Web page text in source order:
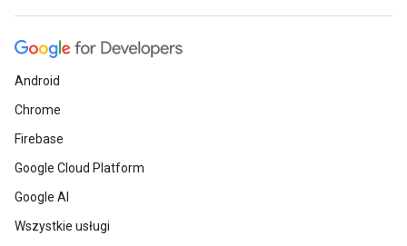
Android
Chrome
Firebase
Google Cloud Platform
Google AI
Wszystkie usługi